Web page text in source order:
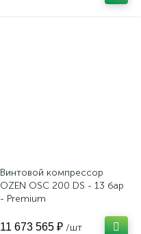
Винтовой компрессор
OZEN OSC 200 DS - 13 бар
- Premium
11 673 565 ₽ /шт